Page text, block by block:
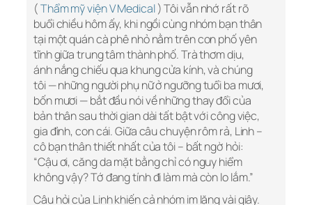
(Thẩm mỹ viện V Medical) Tôi vẫn nhớ rất rõ
buổi chiều hôm ấy, khi ngồi cùng nhóm bạn thân
tại một quán cà phê nhỏ nằm trên con phố yên
tĩnh giữa trung tâm thành phố. Trà thơm dịu,
ánh nắng chiếu qua khung cửa kính, và chúng
tôi — những người phụ nữ ở ngưỡng tuổi ba mươi,
bốn mươi — bắt đầu nói về những thay đổi của
bản thân sau thời gian dài tất bật với công việc,
gia đình, con cái. Giữa câu chuyện rôm rả, Linh –
cô bạn thân thiết nhất của tôi – bất ngờ hỏi:
“Cậu ơi, căng da mặt bằng chỉ có nguy hiểm
không vậy? Tớ đang tính đi làm mà còn lo lắm.”
Câu hỏi của Linh khiến cả nhóm im lặng vài giây.